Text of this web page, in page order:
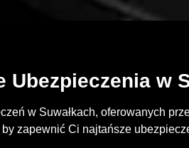
Ubezpieczenia w
w Suwałkach, oferowanych
zapewnić Ci najtańsze